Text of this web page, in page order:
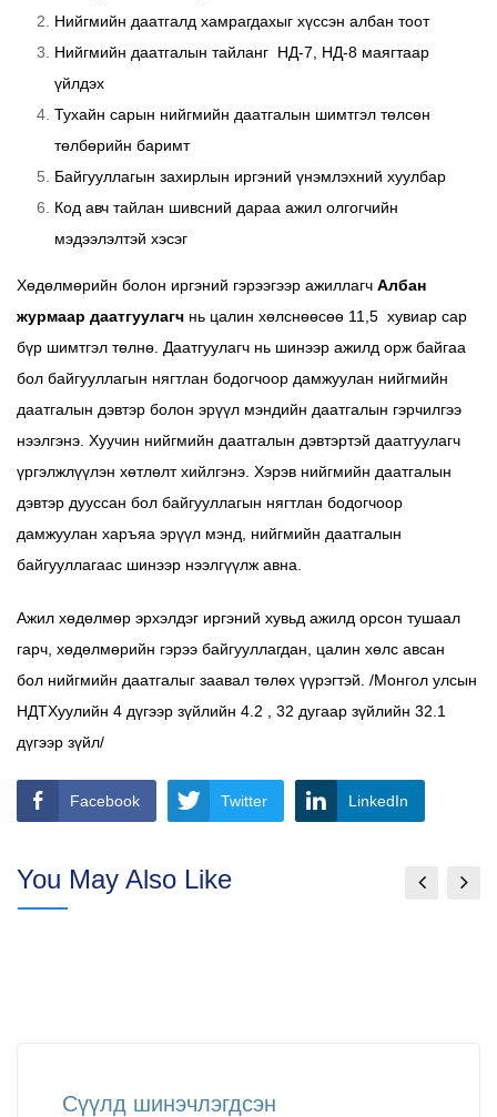
Нийгмийн даатгалд хамрагдахыг хүссэн албан тоот
Нийгмийн даатгалын тайланг НД-7, НД-8 маягтаар
үйлдэх
Тухайн сарын нийгмийн даатгалын шимтгэл төлсөн
төлбөрийн баримт
Байгууллагын захирлын иргэний үнэмлэхний хуулбар
Код авч тайлан шивсний дараа ажил олгогчийн
мэдээлэлтэй хэсэг
Хөдөлмөрийн болон иргэний гэрээгээр ажиллагч Албан
журмаар даатгуулагч нь цалин хөлснөөсөө 11,5 хувиар сар
бүр шимтгэл төлнө. Даатгуулагч нь шинээр ажилд орж байгаа
бол байгууллагын нягтлан бодогчоор дамжуулан нийгмийн
даатгалын дэвтэр болон эрүүл мэндийн даатгалын гэрчилгээ
нээлгэнэ. Хуучин нийгмийн даатгалын дэвтэртэй даатгуулагч
үргэлжлүүлэн хөтлөлт хийлгэнэ. Хэрэв нийгмийн даатгалын
дэвтэр дууссан бол байгууллагын нягтлан бодогчоор
дамжуулан харъяа эрүүл мэнд, нийгмийн даатгалын
байгууллагаас шинээр нээлгүүлж авна.
Ажил хөдөлмөр эрхэлдэг иргэний хувьд ажилд орсон тушаал
гарч, хөдөлмөрийн гэрээ байгууллагдан, цалин хөлс авсан
бол нийгмийн даатгалыг заавал төлөх үүрэгтэй. /Монгол улсын
НДТХуулийн 4 дүгээр зүйлийн 4.2 , 32 дугаар зүйлийн 32.1
дүгээр зүйл/
Facebook Twitter LinkedIn
You May Also Like
Сүүлд шинэчлэгдсэн